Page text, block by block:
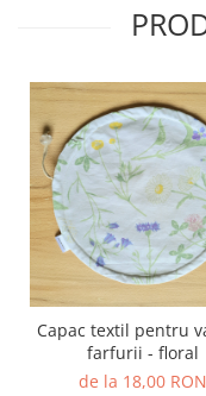
Capac textil pentru
farfurii - floral
de la 18,00 RON